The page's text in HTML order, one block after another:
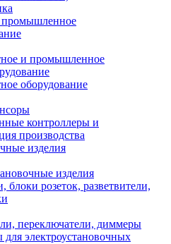
промышленное
и промышленное
оборудование
контроллеры и
производства
изделия
изделия
блоки розеток, разветвители,
переключатели, диммеры
для электроустановочных